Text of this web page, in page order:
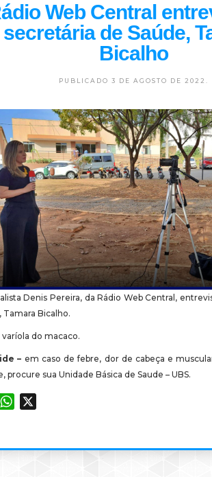
Web Central
secretária de Saúde,
Bicalho
PUBLICADO 3 DE AGOSTO DE 2022.
Denis Pereira, da Rádio Web Central,
Tamara Bicalho.
varíola do macaco.
– em caso de febre, dor de cabeça e
procure sua Unidade Básica de Saude – UBS.
WhatsApp